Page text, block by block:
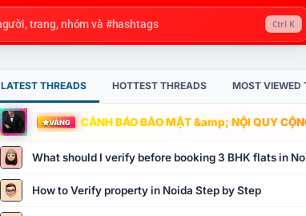
Ctrl K
LATEST THREADS HOTTEST THREADS MOST VIEWED
VÀNG CẢNH BÁO BẢO MẬT &amp; NỘI QUY
What should I verify before booking 3 BHK flats in
How to Verify property in Noida Step by Step